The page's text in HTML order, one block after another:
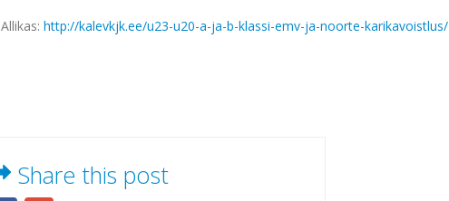
Allikas: http://kalevkjk.ee/u23-u20-a-ja-b-klassi-emv-ja-noorte-karikavoistlus/
Share this post